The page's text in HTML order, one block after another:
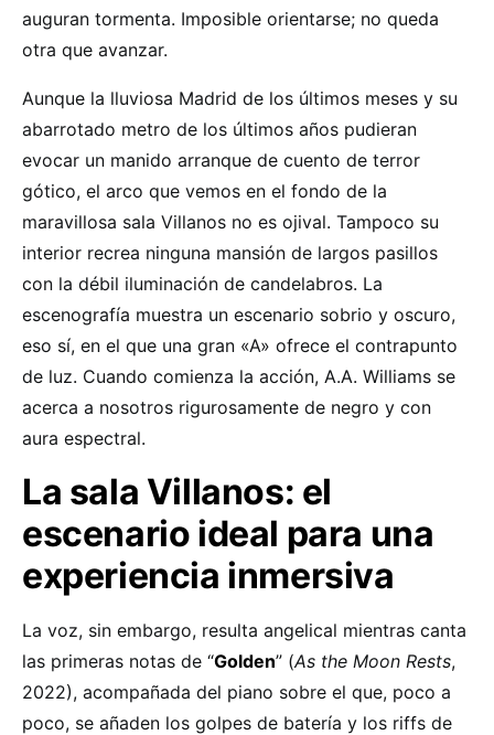
auguran tormenta. Imposible orientarse; no queda
otra que avanzar.
Aunque la lluviosa Madrid de los últimos meses y su
abarrotado metro de los últimos años pudieran
evocar un manido arranque de cuento de terror
gótico, el arco que vemos en el fondo de la
maravillosa sala Villanos no es ojival. Tampoco su
interior recrea ninguna mansión de largos pasillos
con la débil iluminación de candelabros. La
escenografía muestra un escenario sobrio y oscuro,
eso sí, en el que una gran «A» ofrece el contrapunto
de luz. Cuando comienza la acción, A.A. Williams se
acerca a nosotros rigurosamente de negro y con
aura espectral.
La sala Villanos: el
escenario ideal para una
experiencia inmersiva
La voz, sin embargo, resulta angelical mientras canta
las primeras notas de “Golden” (As the Moon Rests,
2022), acompañada del piano sobre el que, poco a
poco, se añaden los golpes de batería y los riffs de